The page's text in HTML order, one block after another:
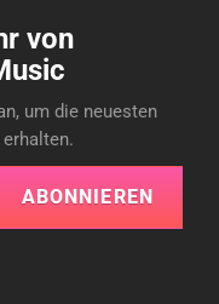
von
um die neuesten
ABONNIEREN